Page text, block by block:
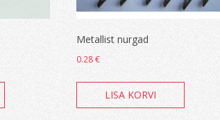
Metallist nurgad
0.28€
LISA KORVI